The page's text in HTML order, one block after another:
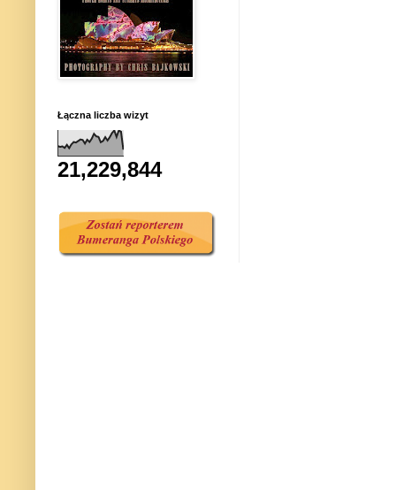
Łączna liczba wizyt
21,229,844